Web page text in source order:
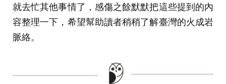
就去忙其他事情了，感傷之餘默默把這些提到的內
容整理一下，希望幫助讀者稍稍了解臺灣的火成岩
脈絡。